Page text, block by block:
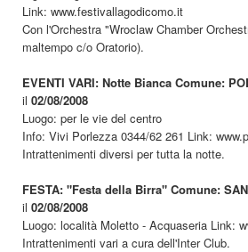
Link: www.festivallagodicomo.it
Con l'Orchestra "Wroclaw Chamber
maltempo c/o Oratorio).
EVENTI VARI: Notte Bianca Comune:
il 02/08/2008
Luogo: per le vie del centro
Info: Vivi Porlezza 0344/62 261 Link:
Intrattenimenti diversi per tutta la notte.
FESTA: "Festa della Birra" Comune:
il 02/08/2008
Luogo: località Moletto - Acquaseria Link:
Intrattenimenti vari a cura dell'Inter Club.